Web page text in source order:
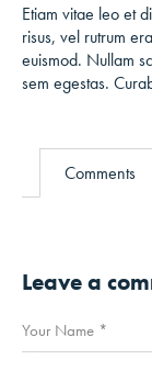
Etiam vitae leo et
risus, vel rutrum
euismod. Nullam
sem egestas.
Comments
Leave a